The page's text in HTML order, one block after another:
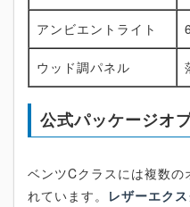
アンビエントライト
ウッド調パネル
公式パッケージオ
ベンツCクラスには複数の
れています。 レザーエク